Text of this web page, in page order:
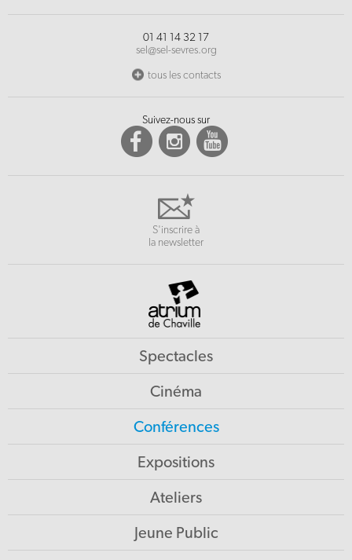
01 41 14 32 17
sel@sel-sevres.org
tous les contacts
Suivez-nous sur
S'inscrire à
la newsletter
Spectacles
Cinéma
Conférences
Expositions
Ateliers
Jeune Public